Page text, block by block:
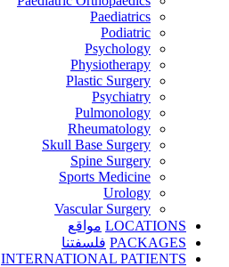
Paediatrics
Podiatric
Psychology
Physiotherapy
Plastic Surgery
Psychiatry
Pulmonology
Rheumatology
Skull Base Surgery
Spine Surgery
Sports Medicine
Urology
Vascular Surgery
LOCATIONS مواقع
PACKAGES فلسفتنا
INTERNATIONAL PATIENTS